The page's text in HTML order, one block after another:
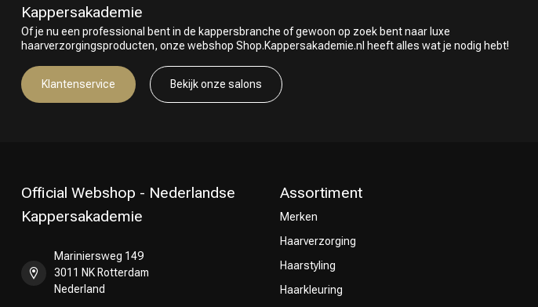
Kappersakademie
Of je nu een professional bent in de kappersbranche of gewoon op zoek bent naar luxe
haarverzorgingsproducten, onze webshop Shop.Kappersakademie.nl heeft alles wat je nodig hebt!
Klantenservice Bekijk onze salons
Official Webshop - Nederlandse
Kappersakademie
Mariniersweg 149
3011 NK Rotterdam
Nederland
Assortiment
Merken
Haarverzorging
Haarstyling
Haarkleuring